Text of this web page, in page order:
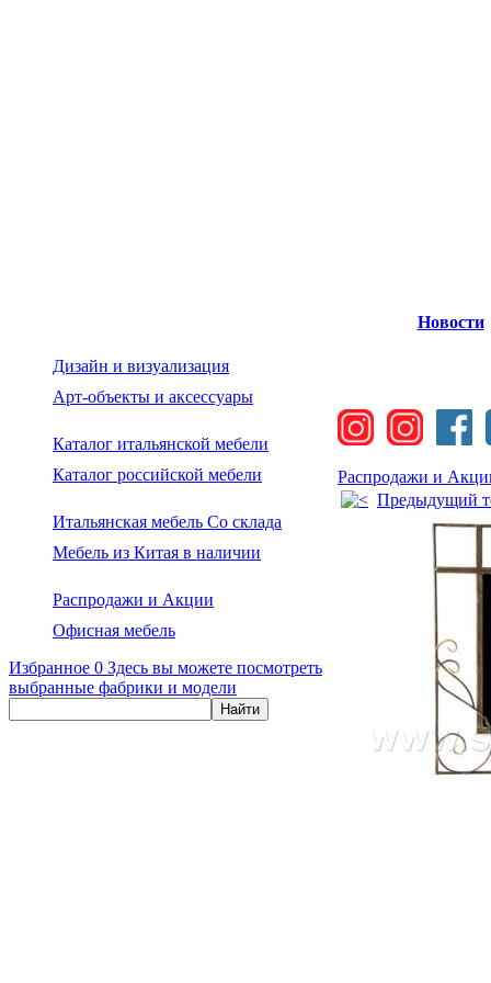
Дизайн и визуализация
Арт-объекты и аксессуары
Каталог итальянской мебели
Каталог российской мебели
Итальянская мебель Со склада
Мебель из Китая в наличии
Распродажи и Акции
Офисная мебель
Избранное 0 Здесь вы можете посмотреть
выбранные фабрики и модели
Новости
Распродажи и
Предыдущий